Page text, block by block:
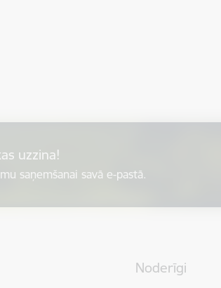
uzzina!
saņemšanai savā e-pastā.
Noderīgi